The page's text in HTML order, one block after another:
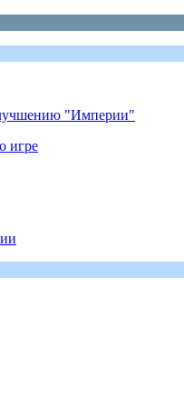
"Империи"
игре